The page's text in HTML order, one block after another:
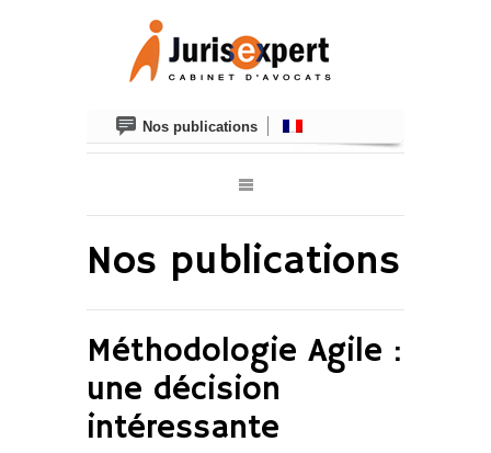
Nos publications
Nos publications
Méthodologie Agile :
une décision
intéressante